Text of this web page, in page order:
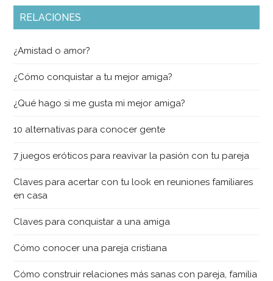
RELACIONES
¿Amistad o amor?
¿Cómo conquistar a tu mejor amiga?
¿Qué hago si me gusta mi mejor amiga?
10 alternativas para conocer gente
7 juegos eróticos para reavivar la pasión con tu pareja
Claves para acertar con tu look en reuniones familiares
en casa
Claves para conquistar a una amiga
Cómo conocer una pareja cristiana
Cómo construir relaciones más sanas con pareja, familia